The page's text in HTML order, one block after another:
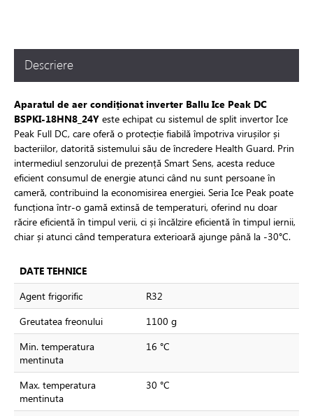
si fitinguri
de apă și canalizare
expansiune
Descriere
Aparatul de aer condiționat inverter Ballu Ice Peak DC
BSPKI-18HN8_24Y este echipat cu sistemul de split invertor Ice
Peak Full DC, care oferă o protecție fiabilă împotriva virușilor și
bacteriilor, datorită sistemului său de încredere Health Guard. Prin
intermediul senzorului de prezență Smart Sens, acesta reduce
eficient consumul de energie atunci când nu sunt persoane în
cameră, contribuind la economisirea energiei. Seria Ice Peak poate
funcționa într-o gamă extinsă de temperaturi, oferind nu doar
răcire eficientă în timpul verii, ci și încălzire eficientă în timpul iernii,
chiar și atunci când temperatura exterioară ajunge până la -30°C.
DATE TEHNICE
Agent frigorific
R32
Greutatea freonului
1100 g
Min. temperatura
mentinuta
16 °C
Max. temperatura
mentinuta
30 °C